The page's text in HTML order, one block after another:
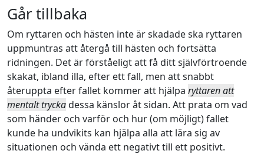
Går tillbaka
Om ryttaren och hästen inte är skadade ska ryttaren
uppmuntras att återgå till hästen och fortsätta
ridningen. Det är förståeligt att få ditt självförtroende
skakat, ibland illa, efter ett fall, men att snabbt
återuppta efter fallet kommer att hjälpa ryttaren att
mentalt tryckadessa känslor åt sidan. Att prata om vad
som händer och varför och hur (om möjligt) fallet
kunde ha undvikits kan hjälpa alla att lära sig av
situationen och vända ett negativt till ett positivt.